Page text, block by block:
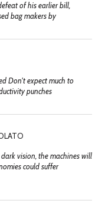
of his earlier bill,
bag makers by
Don't expect much to
punches
vision, the machines will
could suffer